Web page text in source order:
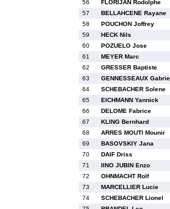
56
FLORIJAN Rodolphe
57
BELLAHCENE Rayane
58
POUCHON Joffrey
59
HECK Nils
60
POZUELO Jose
61
MEYER Marc
62
GRESSER Baptiste
63
GENNESSEAUX
64
SCHEBACHER Solene
65
EICHMANN Yannick
66
DELOME Fabrice
67
KLING Bernhard
68
ARRES MOUTI Mounir
69
BASOVSKIY Jana
70
DAIF Driss
71
IINO JUBIN Enzo
72
OHNMACHT Rolf
73
MARCELLIER Lucie
74
SCHEBACHER Lionel